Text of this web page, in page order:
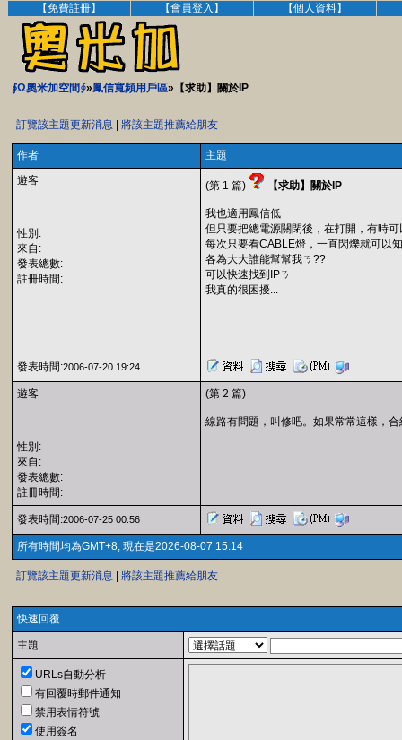
【免費註冊】 【會員登入】 【個人資料】
∮Ω奧米加空間∮»鳳信寬頻用戶區»【求助】關於IP
訂覽該主題更新消息 將該主題推薦給朋友
作者
主題
遊客
性別:
來自:
發表總數:
註冊時間:
(第 1 篇) 【求助】關於IP
我也適用鳳信低
但只要把總電源關閉後，在打開，有時
每次只要看CABLE燈，一直閃爍就可以
各為大大誰能幫幫我ㄋ??
可以快速找到IPㄋ
我真的很困擾...
發表時間:2006-07-20 19:24
遊客
性別:
來自:
發表總數:
註冊時間:
(第 2 篇)
線路有問題，叫修吧。如果常常這樣，
發表時間:2006-07-25 00:56
所有時間均為GMT+8, 現在是2026-08-07 15:14
訂覽該主題更新消息 將該主題推薦給朋友
快速回覆
主題
URLs自動分析
有回覆時郵件通知
禁用表情符號
使用簽名